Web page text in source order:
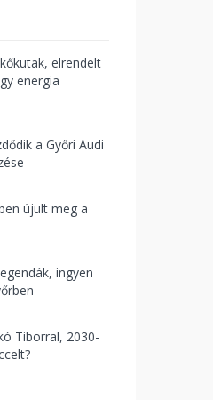
elrendelt
energia
a Győri Audi
újult meg a
ingyen
Tiborral, 2030-